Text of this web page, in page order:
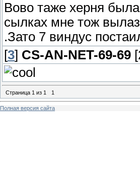
Вово таже херня
сылках мне тож
.Зато 7 виндус
[3] CS-AN-NET-69-69
Страница 1 из 1 1
Полная версия сайта